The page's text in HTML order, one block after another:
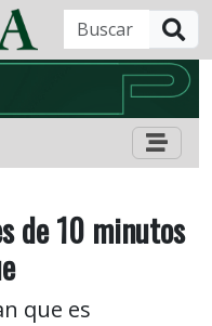
de 10 minutos
que es